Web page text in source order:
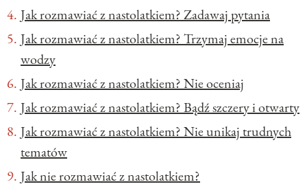
Jak rozmawiać z nastolatkiem? Zadawaj pytania
Jak rozmawiać z nastolatkiem? Trzymaj emocje na
wodzy
Jak rozmawiać z nastolatkiem? Nie oceniaj
Jak rozmawiać z nastolatkiem? Bądź szczery i otwarty
Jak rozmawiać z nastolatkiem? Nie unikaj trudnych
tematów
Jak nie rozmawiać z nastolatkiem?